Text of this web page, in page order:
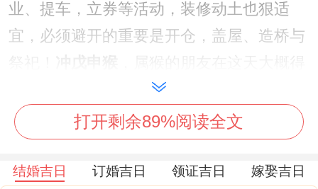
业、提车，立券等活动，装修动土也狠适
宜，必须避开的重要是开仓，盖屋、造桥与
格外小心！这天的能量特别帮助、财运与事
业运，适合那些希望通过搬家来改善经济状
况的家庭。
2026年12月7日（农历十月廿九。星期三）
打开剩余89%阅读全文
结婚吉日 订婚吉日 领证吉日 嫁娶吉日